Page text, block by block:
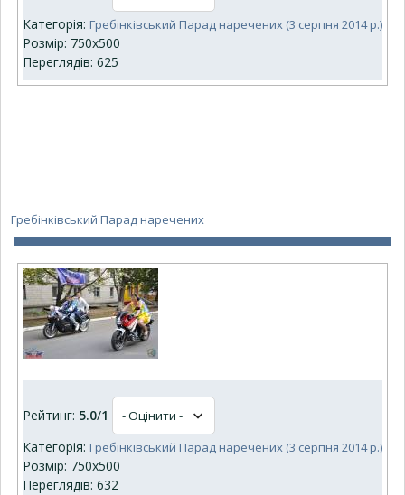
Категорія: Гребінківський Парад наречених (3 серпня 2014 р.)
Розмір: 750x500
Переглядів: 625
Гребінківський Парад наречених
Рейтинг: 5.0/1
Категорія: Гребінківський Парад наречених (3 серпня 2014 р.)
Розмір: 750x500
Переглядів: 632